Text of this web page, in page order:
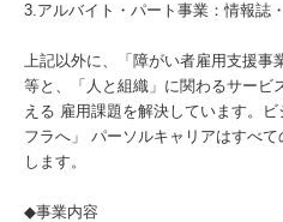
3.アルバイト・パート事業：情報誌
上記以外に、「障がい者雇用支援事
等と、「人と組織」に関わるサービ
える 雇用課題を解決しています。
フラへ」 パーソルキャリアはすべ
します。
◆事業内容